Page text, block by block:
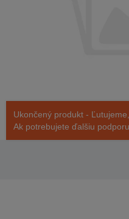
Ukončený produkt -
Ak potrebujete ďalšiu